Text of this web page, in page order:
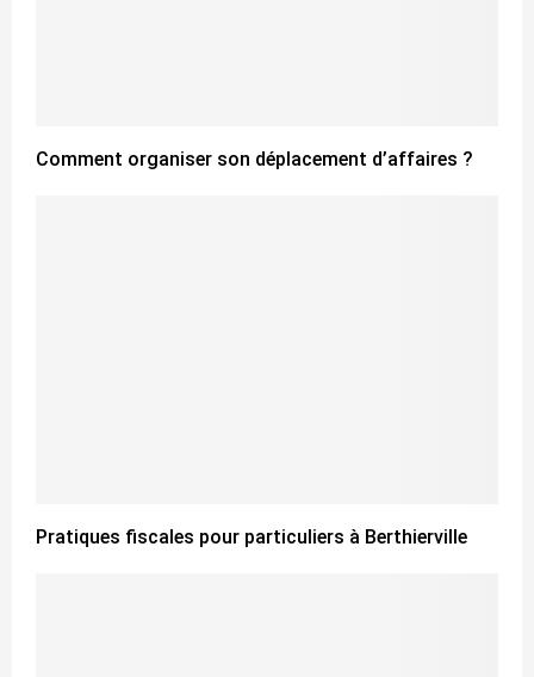
Comment organiser son déplacement d’affaires ?
Pratiques fiscales pour particuliers à Berthierville